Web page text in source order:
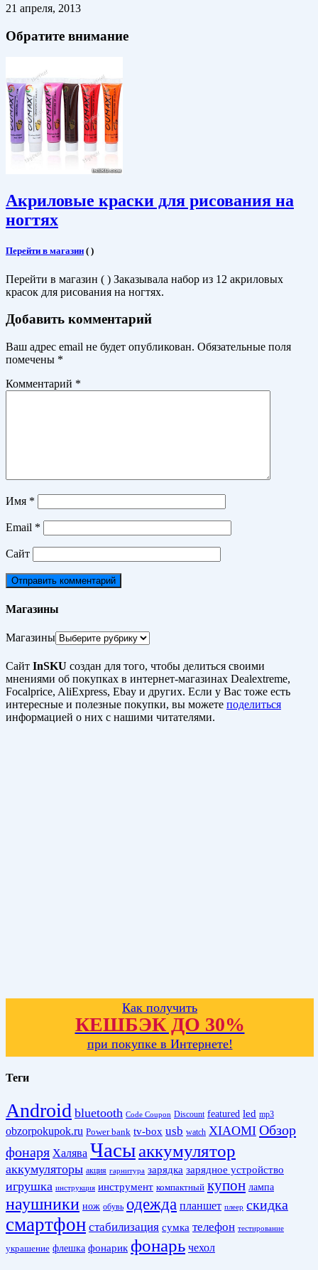
21 апреля, 2013
Обратите внимание
Акриловые краски для рисования на
ногтях
Перейти в магазин ( )
Перейти в магазин ( ) Заказывала набор из 12 акриловых
красок для рисования на ногтях.
Добавить комментарий
Ваш адрес email не будет опубликован. Обязательные поля
помечены *
Комментарий *
Имя *
Email *
Сайт
Магазины
Магазины
Сайт InSKU создан для того, чтобы делиться своими
мнениями об покупках в интернет-магазинах Dealextreme,
Focalprice, AliExpress, Ebay и других. Если у Вас тоже есть
интересные и полезные покупки, вы можете поделиться
информацией о них с нашими читателями.
Как получить
КЕШБЭК ДО 30%
при покупке в Интернете!
Теги
Android bluetooth Code Coupon Discount featured led mp3
obzorpokupok.ru Power bank tv-box usb watch XIAOMI Обзор
фонаря Халява Часыаккумулятор
аккумуляторы акция гарнитура зарядка зарядное устройство
игрушка инструкция инструмент компактный купон лампа
наушники нож обувь одежда планшет плеер скидка
смартфон стабилизация сумка телефон тестирование
украшение флешка фонарик фонарь чехол